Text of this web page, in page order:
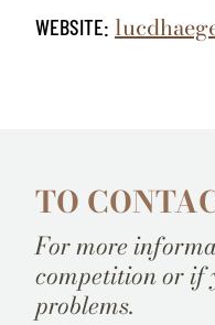
WEBSITE:
TO
For more
competition or if
problems.